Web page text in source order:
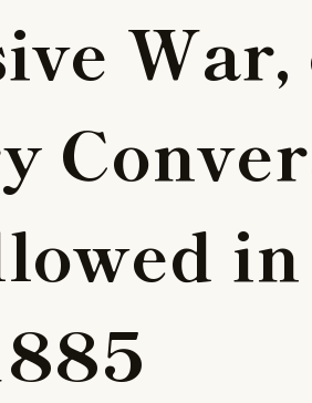
ive War,
y Conver
lowed in
885